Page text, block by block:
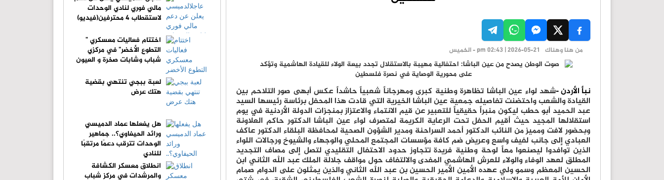
من هنا وهناك pm 02:43 | 2026-05-21 - الخميس
نبأ الأردن -شهد لواء عين الباشا تظاهرة وطنية كبرى ومهرجاناً شعبياً حاشداً عكس أبهى صور التلاحم بين
القيادة والشعب واحتضنت تفاصيله جمعية عين الباشا الخيرية التي قادت هذا المحفل برئاسة رئيسها السيد
عبد الحميد أبو حطب ليكون منبراً حقيقياً للتعبير عن قيم الانتماء والاعتزاز بمنجزات الدولة الأردنية في يوم
استقلالها المجيد حيث أقيم الحفل تحت الرعاية الكريمة لمتصرف لواء عين الباشا الدكتور حاكم العلاونة
وبحضور لافت ومميز من النائب الدكتور أحمد السراحنة ومدير الشؤون الصحية لمحافظة البلقاء الدكتور عاكف
العبادي إلى جانب لفيف واسع وعريض ضم كافة مؤسسات المجتمع المحلي والوجهاء والشيوخ ورجالات اللواء
الذين توافدوا ليصنعوا معاً لوحة وطنية فريدة تتجاوز حدود الاحتفال التقليدي لتصل إلى مصاف التجديد
المطلق لعهد الوفاء والولاء للعرش الهاشمي المفدى والالتفاف حول مواقف جلالة الملك عبد الله الثاني ابن
الحسين المعظم وسمو ولي عهده الأمين الأمير الحسين بن عبد الله الثاني والذين يمثلون على الدوام صمام
مالي فوري لنادي الوحدات
لاستقطاب 4 محترفين(فيديو)
اختتام فعاليات معسكري "
التطوع الأخضر" في مركزي
شباب وشابات صخرة و العيون
لعبة ببجي تنتهي بقضية
هتك عرض
هل يفعلها عماد الدميسي
ورائد الحيفاوي؟.. جماهير
الوحدات تترقب دعمًا مرتقبًا
للنادي
انطلاق معسكر الكشافة
والمرشدات في مركز شباب